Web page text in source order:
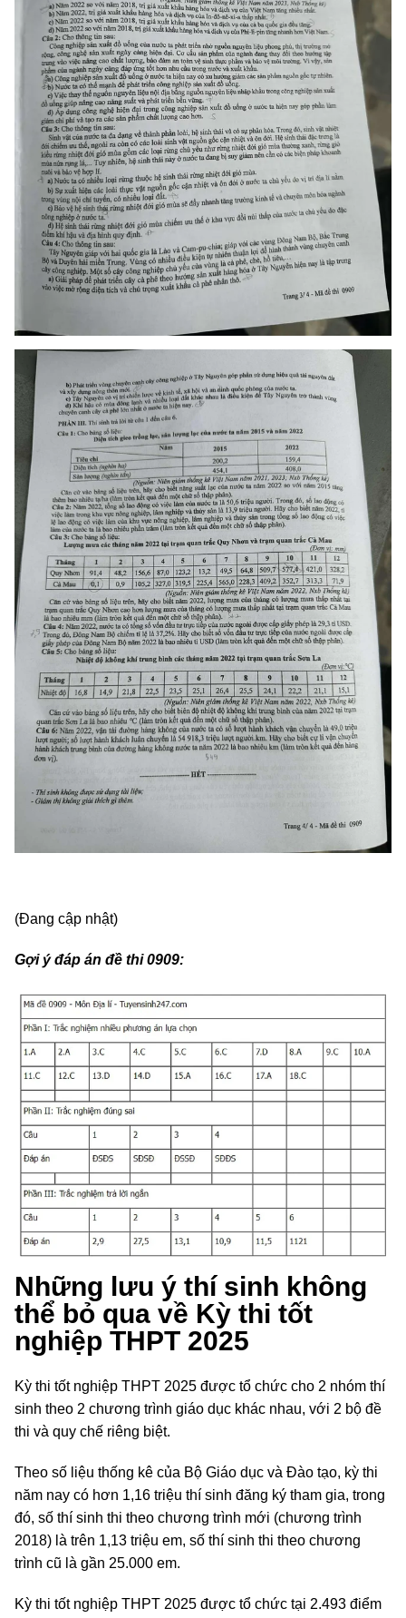
(Đang cập nhật)
Gợi ý đáp án đề thi 0909:
Những lưu ý thí sinh không
thể bỏ qua về Kỳ thi tốt
nghiệp THPT 2025
Kỳ thi tốt nghiệp THPT 2025 được tổ chức cho 2 nhóm thí
sinh theo 2 chương trình giáo dục khác nhau, với 2 bộ đề
thi và quy chế riêng biệt.
Theo số liệu thống kê của Bộ Giáo dục và Đào tạo, kỳ thi
năm nay có hơn 1,16 triệu thí sinh đăng ký tham gia, trong
đó, số thí sinh thi theo chương trình mới (chương trình
2018) là trên 1,13 triệu em, số thí sinh thi theo chương
trình cũ là gần 25.000 em.
Kỳ thi tốt nghiệp THPT 2025 được tổ chức tại 2.493 điểm